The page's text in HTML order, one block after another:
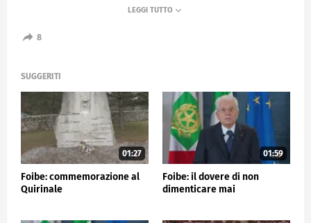
sacrificio, ciascuna ingiustizia devono essere
sinonimi di occultamento della storia". Lo ha detto il
"Il ricordo delle vittime deve essere preservata e
onorata. Naturalmente - dopo tanti decenni e in
condizioni storiche e politiche profondamente
mutate - perderebbe il suo valore autentico se fosse
asservita alla ripresa di divisioni o di rancori", ha
concluso Mattarella.
POLITICA
8
SUGGERITI
01:27
Foibe: commemorazione al
Quirinale
01:59
Foibe: il dovere di non
dimenticare mai